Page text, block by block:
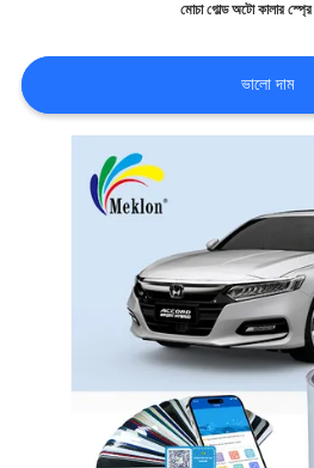
খবর
মোচা গোল্ড অটো কালার স্প্রে
ভালো দাম